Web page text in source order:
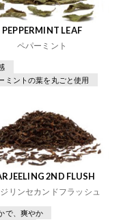
PEPPERMINT LEAF
ペパーミント
ミントの葉を丸ごと使用
2ND FLUSH
リンセカンドフラッシュ
で、爽やか